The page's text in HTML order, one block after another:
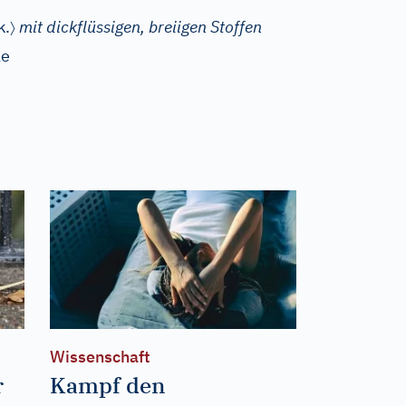
〉mit dickflüssigen, breiigen Stoffen
Wissenschaft
Kampf den